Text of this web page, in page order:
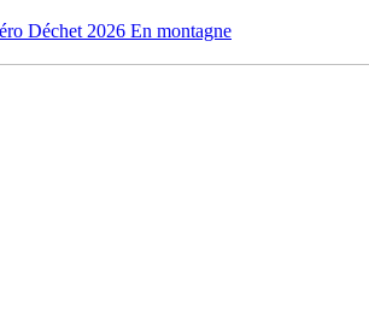
Déchet 2026 En montagne